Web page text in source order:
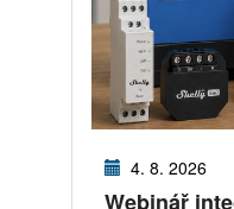
4. 8. 2026
Webinář